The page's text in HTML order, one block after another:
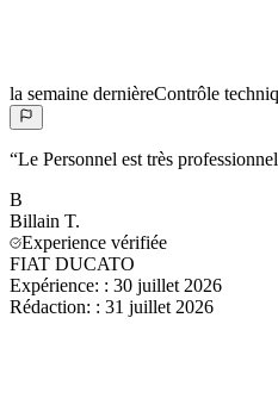
la semaine dernièreContrôle
“Le Personnel est très
B
Billain T.
Experience vérifiée
FIAT DUCATO
Expérience: : 30 juillet 2026
Rédaction: : 31 juillet 2026